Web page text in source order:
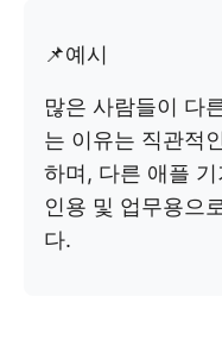
📌예시
많은 사람들이 다
는 이유는 직관적
하며, 다른 애플
인용 및 업무용으
다.